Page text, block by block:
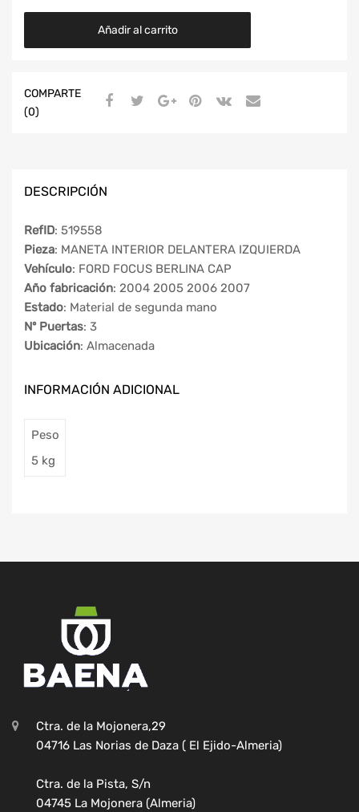
Añadir al carrito
COMPARTE
(0)
DESCRIPCIÓN
RefID: 519558
Pieza: MANETA INTERIOR DELANTERA IZQUIERDA
Vehículo: FORD FOCUS BERLINA CAP
Año fabricación: 2004 2005 2006 2007
Estado: Material de segunda mano
Nº Puertas: 3
Ubicación: Almacenada
INFORMACIÓN ADICIONAL
Peso
5 kg
Ctra. de la Mojonera,29
04716 Las Norias de Daza ( El Ejido-Almeria)
Ctra. de la Pista, S/n
04745 La Mojonera (Almeria)